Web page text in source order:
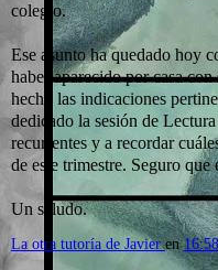
colegio.
Ese asunto ha quedado hoy
haber aparecido por casa
hecho las indicaciones
dedicado la sesión de
recurrentes y a recordar
de este trimestre. Seguro que
Un saludo.
La otra tutoría de Javier en16:58